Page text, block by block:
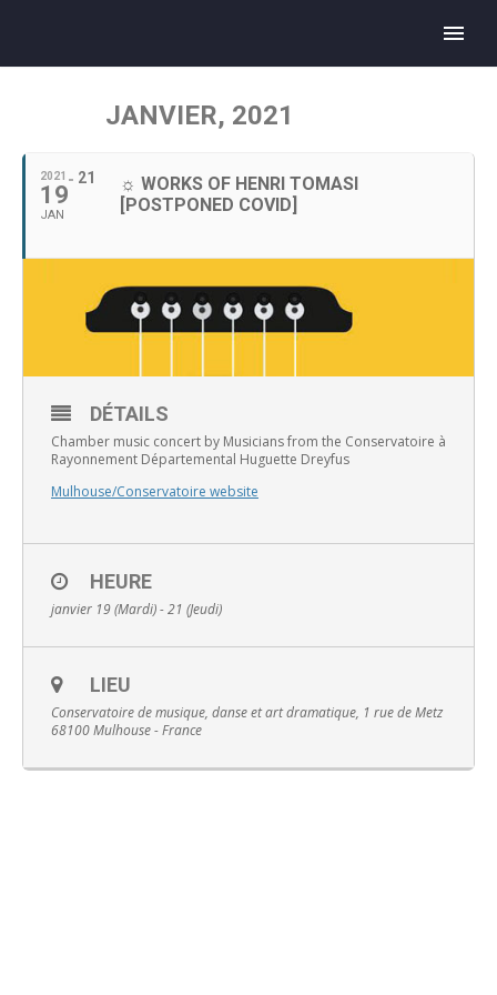
JANVIER, 2021
2021
19
JAN
21
☼ WORKS OF HENRI TOMASI
[POSTPONED COVID]
DÉTAILS
Chamber music concert by Musicians from the Conservatoire à
Rayonnement Départemental Huguette Dreyfus
Mulhouse/Conservatoire website
HEURE
janvier 19 (Mardi) - 21 (Jeudi)
LIEU
Conservatoire de musique, danse et art dramatique, 1 rue de Metz
68100 Mulhouse - France